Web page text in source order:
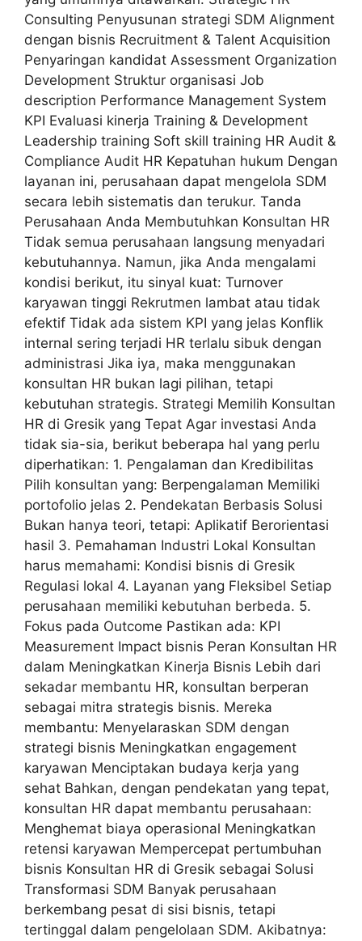
Consulting Penyusunan strategi SDM Alignment
dengan bisnis Recruitment & Talent Acquisition
Penyaringan kandidat Assessment Organization
Development Struktur organisasi Job
description Performance Management System
KPI Evaluasi kinerja Training & Development
Leadership training Soft skill training HR Audit &
Compliance Audit HR Kepatuhan hukum Dengan
layanan ini, perusahaan dapat mengelola SDM
secara lebih sistematis dan terukur. Tanda
Perusahaan Anda Membutuhkan Konsultan HR
Tidak semua perusahaan langsung menyadari
kebutuhannya. Namun, jika Anda mengalami
kondisi berikut, itu sinyal kuat: Turnover
karyawan tinggi Rekrutmen lambat atau tidak
efektif Tidak ada sistem KPI yang jelas Konflik
internal sering terjadi HR terlalu sibuk dengan
administrasi Jika iya, maka menggunakan
konsultan HR bukan lagi pilihan, tetapi
kebutuhan strategis. Strategi Memilih Konsultan
HR di Gresik yang Tepat Agar investasi Anda
tidak sia-sia, berikut beberapa hal yang perlu
diperhatikan: 1. Pengalaman dan Kredibilitas
Pilih konsultan yang: Berpengalaman Memiliki
portofolio jelas 2. Pendekatan Berbasis Solusi
Bukan hanya teori, tetapi: Aplikatif Berorientasi
hasil 3. Pemahaman Industri Lokal Konsultan
harus memahami: Kondisi bisnis di Gresik
Regulasi lokal 4. Layanan yang Fleksibel Setiap
perusahaan memiliki kebutuhan berbeda. 5.
Fokus pada Outcome Pastikan ada: KPI
Measurement Impact bisnis Peran Konsultan HR
dalam Meningkatkan Kinerja Bisnis Lebih dari
sekadar membantu HR, konsultan berperan
sebagai mitra strategis bisnis. Mereka
membantu: Menyelaraskan SDM dengan
strategi bisnis Meningkatkan engagement
karyawan Menciptakan budaya kerja yang
sehat Bahkan, dengan pendekatan yang tepat,
konsultan HR dapat membantu perusahaan:
Menghemat biaya operasional Meningkatkan
retensi karyawan Mempercepat pertumbuhan
bisnis Konsultan HR di Gresik sebagai Solusi
Transformasi SDM Banyak perusahaan
berkembang pesat di sisi bisnis, tetapi
tertinggal dalam pengelolaan SDM. Akibatnya: